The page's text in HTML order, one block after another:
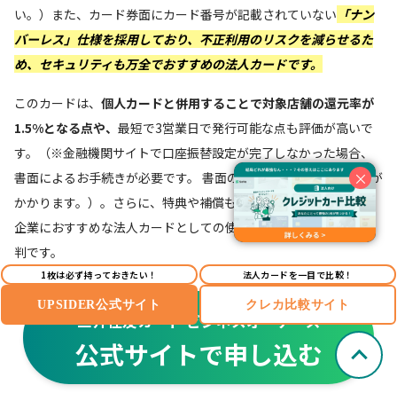
い。）また、カード券面にカード番号が記載されていない 「ナン
バーレス」仕様を採用しており、不正利用のリスクを減らせるた
め、セキュリティも万全でおすすめの法人カードです。
このカードは、 個人カードと併用することで対象店舗の還元率が
1.5%となる点や、 最短で3営業日で発行可能な点も評価が高いで
す。（※金融機関サイトで口座振替設定が完了しなかった場合、
書面によるお手続きが必要です。 書面の場合は1ヵ月程度お時間が
かかります。）。さらに、特典や補償も充実しているため、中小
企業におすすめな法人カードとしての使い勝手が非常に良いと評
判です。
三井住友カード ビジネスオーナーズ
公式サイトで申し込む
×
1枚は必ず持っておきたい！
UPSIDER公式サイト
法人カードを一目で比較！
クレカ比較サイト